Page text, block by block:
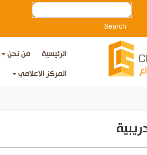
Search
الرئيسية من نحن
المركز الاعلامي